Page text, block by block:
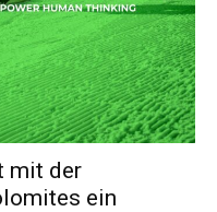
mit der
ein